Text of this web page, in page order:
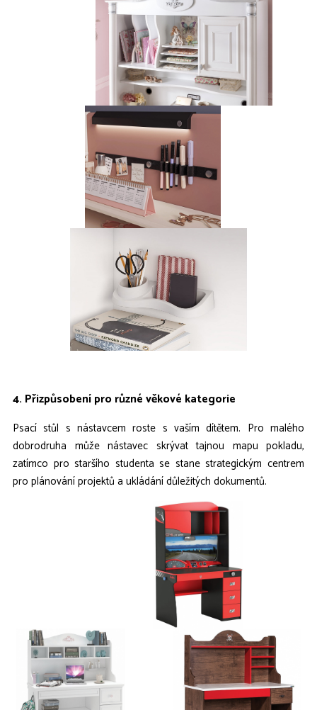
4. Přizpůsobení pro různé věkové kategorie
Psací stůl s nástavcem roste s vaším dítětem. Pro malého
dobrodruha může nástavec skrývat tajnou mapu pokladu,
zatímco pro staršího studenta se stane strategickým centrem
pro plánování projektů a ukládání důležitých dokumentů.